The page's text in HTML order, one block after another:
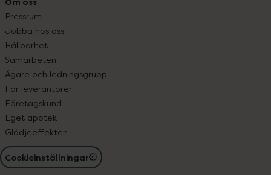
Pressrum
Jobba hos oss
Hållbarhet
Samarbeten
Ägare och ledningsgrupp
För leverantörer
Företagskund
Eget apotek
Glädjeeffekten
Cookieinställningar